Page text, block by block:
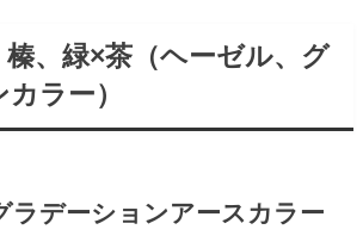
、緑×茶（ヘーゼル、グ
ラー）
ラデーションアースカラー